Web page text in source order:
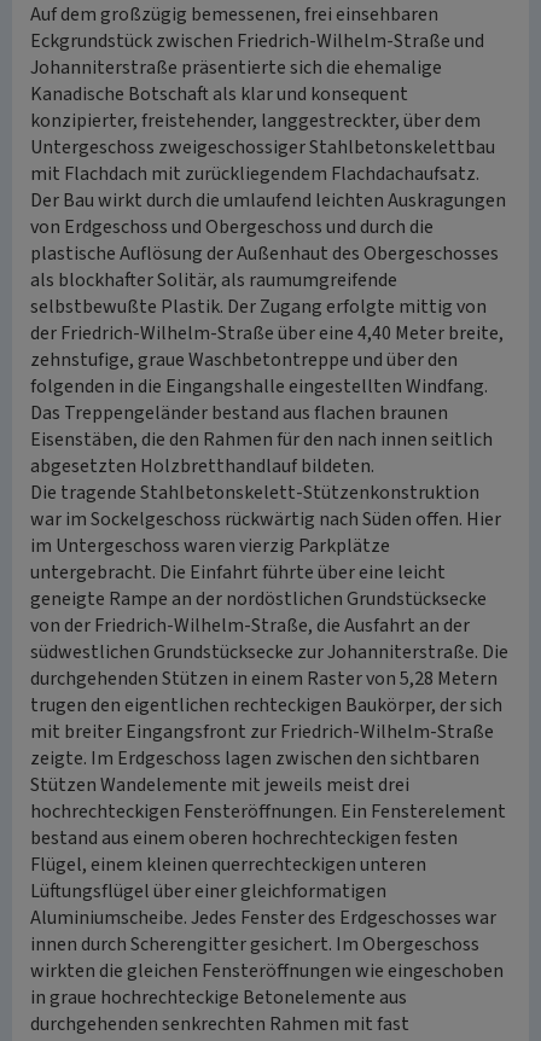
Auf dem großzügig bemessenen, frei einsehbaren
Eckgrundstück zwischen Friedrich-Wilhelm-Straße und
Johanniterstraße präsentierte sich die ehemalige
Kanadische Botschaft als klar und konsequent
konzipierter, freistehender, langgestreckter, über dem
Untergeschoss zweigeschossiger Stahlbetonskelettbau
mit Flachdach mit zurückliegendem Flachdachaufsatz.
Der Bau wirkt durch die umlaufend leichten Auskragungen
von Erdgeschoss und Obergeschoss und durch die
plastische Auflösung der Außenhaut des Obergeschosses
als blockhafter Solitär, als raumumgreifende
selbstbewußte Plastik. Der Zugang erfolgte mittig von
der Friedrich-Wilhelm-Straße über eine 4,40 Meter breite,
zehnstufige, graue Waschbetontreppe und über den
folgenden in die Eingangshalle eingestellten Windfang.
Das Treppengeländer bestand aus flachen braunen
Eisenstäben, die den Rahmen für den nach innen seitlich
abgesetzten Holzbretthandlauf bildeten.
Die tragende Stahlbetonskelett-Stützenkonstruktion
war im Sockelgeschoss rückwärtig nach Süden offen. Hier
im Untergeschoss waren vierzig Parkplätze
untergebracht. Die Einfahrt führte über eine leicht
geneigte Rampe an der nordöstlichen Grundstücksecke
von der Friedrich-Wilhelm-Straße, die Ausfahrt an der
südwestlichen Grundstücksecke zur Johanniterstraße. Die
durchgehenden Stützen in einem Raster von 5,28 Metern
trugen den eigentlichen rechteckigen Baukörper, der sich
mit breiter Eingangsfront zur Friedrich-Wilhelm-Straße
zeigte. Im Erdgeschoss lagen zwischen den sichtbaren
Stützen Wandelemente mit jeweils meist drei
hochrechteckigen Fensteröffnungen. Ein Fensterelement
bestand aus einem oberen hochrechteckigen festen
Flügel, einem kleinen querrechteckigen unteren
Lüftungsflügel über einer gleichformatigen
Aluminiumscheibe. Jedes Fenster des Erdgeschosses war
innen durch Scherengitter gesichert. Im Obergeschoss
wirkten die gleichen Fensteröffnungen wie eingeschoben
in graue hochrechteckige Betonelemente aus
durchgehenden senkrechten Rahmen mit fast